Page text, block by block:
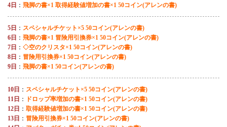
4日 ： 飛脚の書×1 取得経験値増加の書×1 50コイン(アレンの書)
5日 ： スペシャルチケット×5 50コイン(アレンの書)
6日 ： 飛脚の書×1 冒険用引換券×1 50コイン(アレンの書)
7日 ： ◇空のクリスタ×1 50コイン(アレンの書)
8日 ： 冒険用引換券×1 50コイン(アレンの書)
9日 ： 飛脚の書×1 50コイン(アレンの書)
10日 ： スペシャルチケット×5 50コイン(アレンの書)
11日 ：
ドロップ率増加の書×1 50コイン(アレンの書)
12日 ： 取得経験値増加の書×1 50コイン(アレンの書)
13日 ： 冒険用引換券×1 50コイン(アレンの書)